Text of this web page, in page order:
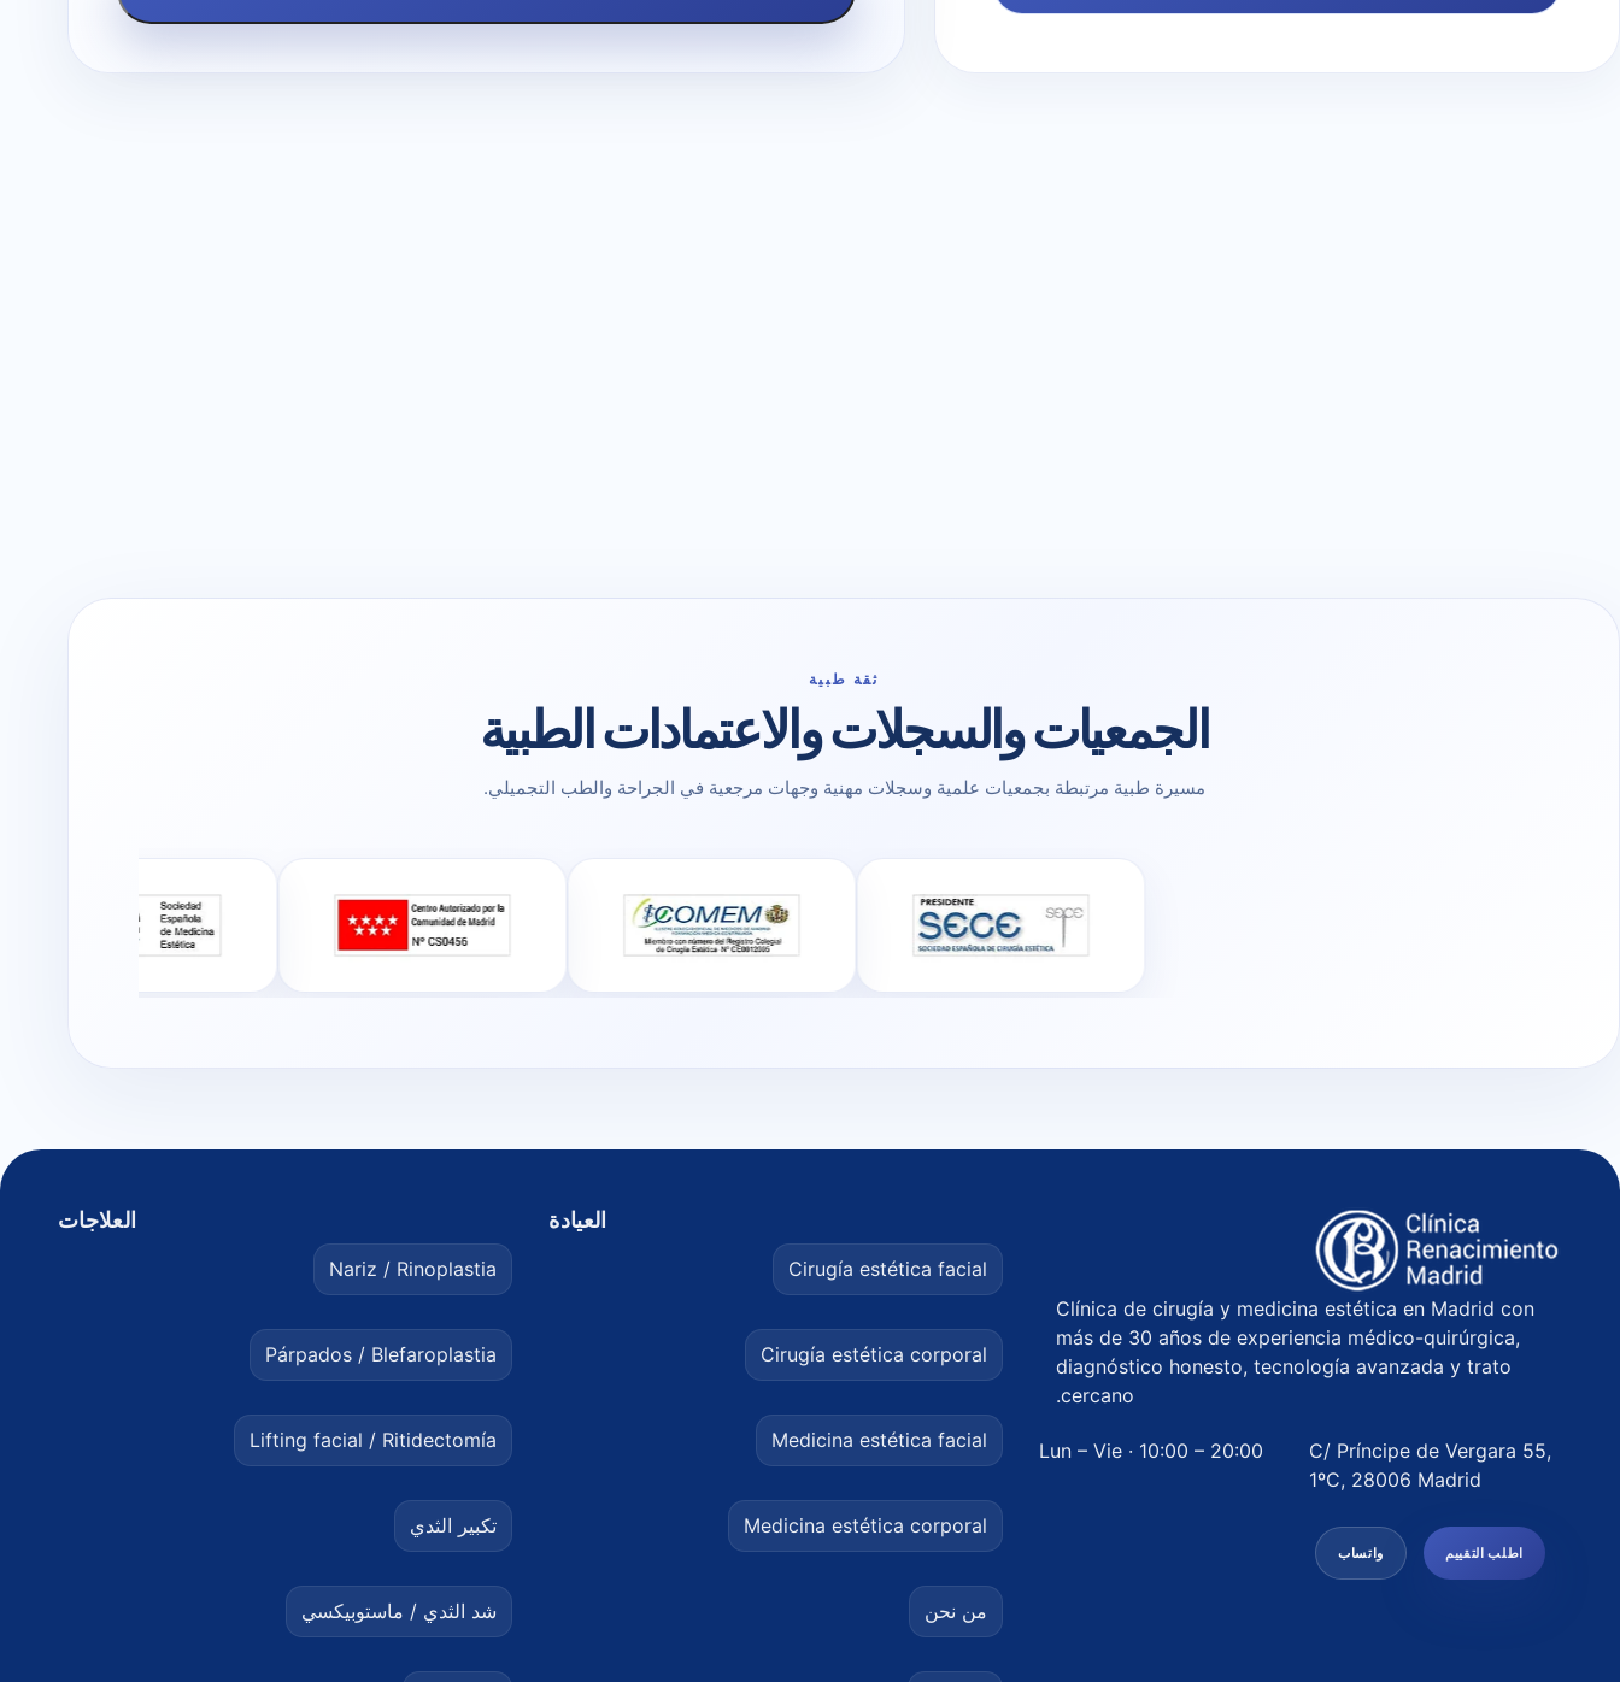
ثقة طبية
الجمعيات والسجلات والاعتمادات الطبية
مسيرة طبية مرتبطة بجمعيات علمية وسجلات مهنية وجهات مرجعية في الجراحة والطب التجميلي.
Clínica de cirugía y medicina estética en Madrid con
más de 30 años de experiencia médico-quirúrgica,
diagnóstico honesto, tecnología avanzada y trato
cercano.
C/ Príncipe de Vergara 55,
1ºC, 28006 Madrid
Lun – Vie · 10:00 – 20:00
اطلب التقييم واتساب
العيادة
Cirugía estética facial
Cirugía estética corporal
Medicina estética facial
Medicina estética corporal
من نحن
العلاجات
Nariz / Rinoplastia
Párpados / Blefaroplastia
Lifting facial / Ritidectomía
تكبير الثدي
شد الثدي / ماستوبيكسي